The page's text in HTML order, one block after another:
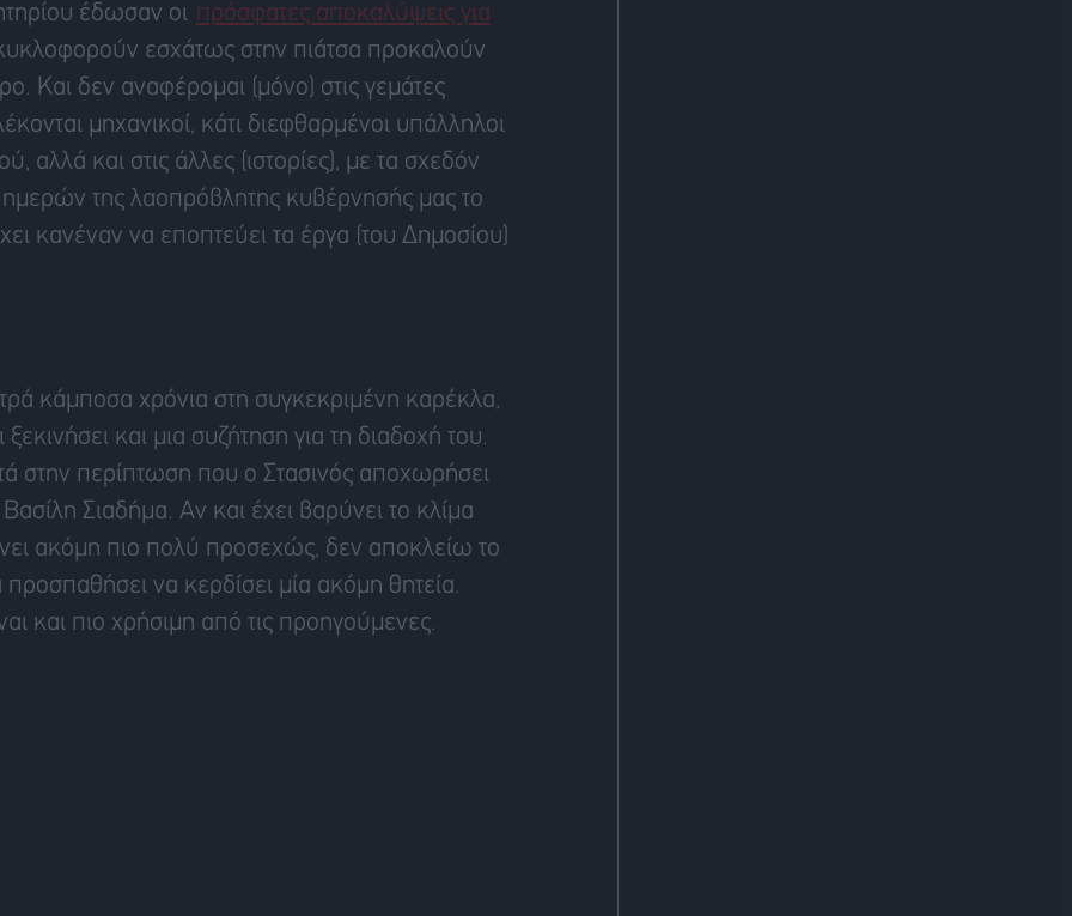
έδωσαν οι πρόσφατες αποκαλύψεις για
εσχάτως στην πιάτσα προκαλούν
Και δεν αναφέρομαι (μόνο) στις γεμάτες
μηχανικοί, κάτι διεφθαρμένοι υπάλληλοι
αλλά και στις άλλες (ιστορίες), με τα σχεδόν
της λαοπρόβλητης κυβέρνησής μας το
κανέναν να εποπτεύει τα έργα (του Δημοσίου)
κάμποσα χρόνια στη συγκεκριμένη καρέκλα,
ξεκινήσει και μια συζήτηση για τη διαδοχή του.
στην περίπτωση που ο Στασινός αποχωρήσει
Σιαδήμα. Αν και έχει βαρύνει το κλίμα
ακόμη πιο πολύ προσεχώς, δεν αποκλείω το
να κερδίσει μία ακόμη θητεία.
και πιο χρήσιμη από τις προηγούμενες.